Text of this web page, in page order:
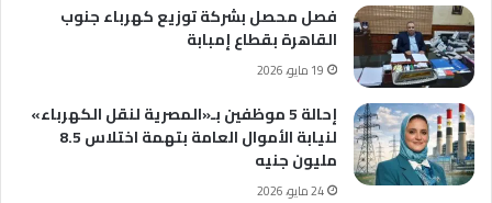
فصل محصل بشركة توزيع كهرباء جنوب
القاهرة بقطاع إمبابة
19 مايو، 2026
إحالة 5 موظفين بـ«المصرية لنقل الكهرباء»
لنيابة الأموال العامة بتهمة اختلاس 8.5
مليون جنيه
24 مايو، 2026